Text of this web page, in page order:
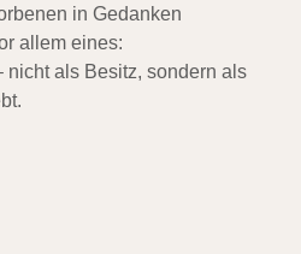
in Gedanken
allem eines:
nicht als Besitz, sondern als